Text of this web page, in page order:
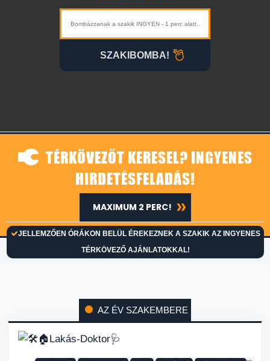
SZAKIBOMBA!
TÉRKÖVEZŐT KERESEL? INGYENES
HIRDETÉSFELADÁS!
JELLEMZŐEN ÓRÁKON BELÜL ÉREKEZNEK A SZAKIK AZ INGYENES
TÉRKÖVEZŐ AJÁNLATOKKAL!
MAXIMUM 2 PERC!
AZ ÉV SZAKEMBERE